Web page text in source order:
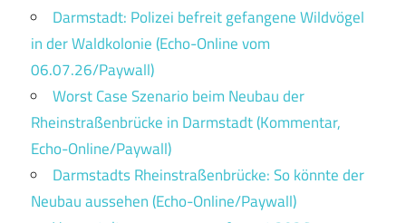
Darmstadt: Polizei befreit gefangene Wildvögel
in der Waldkolonie (Echo-Online vom
06.07.26/Paywall)
Worst Case Szenario beim Neubau der
Rheinstraßenbrücke in Darmstadt (Kommentar,
Echo-Online/Paywall)
Darmstadts Rheinstraßenbrücke: So könnte der
Neubau aussehen (Echo-Online/Paywall)